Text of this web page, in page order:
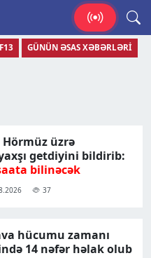
GÜNÜN ƏSAS XƏBƏRLƏRI
üzrə
getdiyini bildirib:
bilinəcək
37
hücumu zamanı
14 nəfər həlak olub